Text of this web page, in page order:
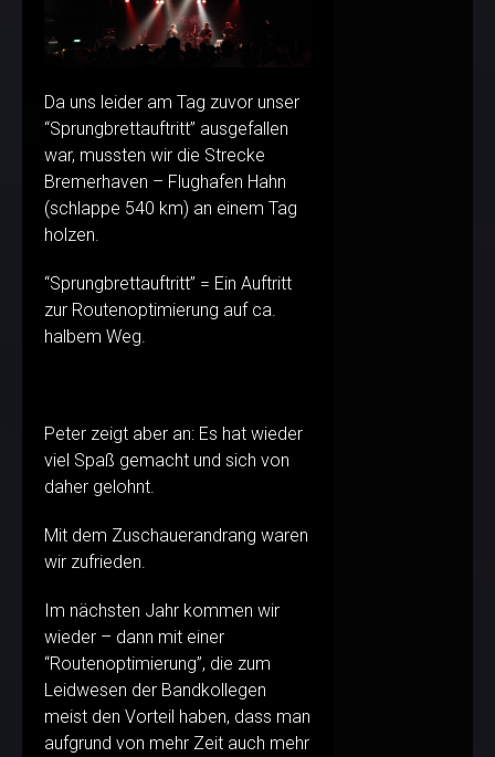
Da uns leider am Tag zuvor unser
“Sprungbrettauftritt” ausgefallen
war, mussten wir die Strecke
Bremerhaven – Flughafen Hahn
(schlappe 540 km) an einem Tag
holzen.
“Sprungbrettauftritt” = Ein Auftritt
zur Routenoptimierung auf ca.
halbem Weg.
Peter zeigt aber an: Es hat wieder
viel Spaß gemacht und sich von
daher gelohnt.
Mit dem Zuschauerandrang waren
wir zufrieden.
Im nächsten Jahr kommen wir
wieder – dann mit einer
“Routenoptimierung”, die zum
Leidwesen der Bandkollegen
meist den Vorteil haben, dass man
aufgrund von mehr Zeit auch mehr